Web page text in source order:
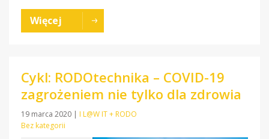
Więcej
Cykl: RODOtechnika – COVID-19
zagrożeniem nie tylko dla zdrowia
19 marca 2020 | I L@W IT + RODO
Bez kategorii